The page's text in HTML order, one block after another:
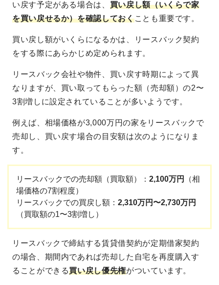
い戻す予定がある場合は、 買い戻し額（いくらで家
を買い戻せるか）を確認しておくことも重要です。
買い戻し額がいくらになるかは、リースバック契約
をする際にあらかじめ定められます。
リースバック会社や物件、買い戻す時期によって異
なりますが、買い取ってもらった額（売却額）の2〜
3割増しに設定されていることが多いようです。
例えば、相場価格が3,000万円の家をリースバックで
売却し、買い戻す場合の目安額は次のようになりま
す。
リースバックでの売却額（買取額）： 2,100万円
（相
場価格の7割程度）
リースバックでの買戻し額： 2,310万円〜2,730万円
（買取額の1〜3割増し）
リースバックで締結する賃貸借契約が定期借家契約
の場合、期間内であれば売却した自宅を再度購入す
ることができる買い戻し優先権がついています。